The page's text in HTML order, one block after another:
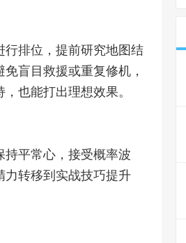
行排位，提前研究地图结
盲目救援或重复修机，
也能打出理想效果。
持平常心，接受概率波
力转移到实战技巧提升